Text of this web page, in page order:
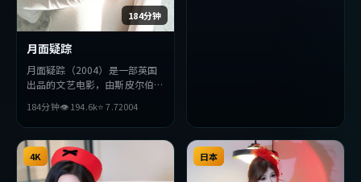
184分钟
月面疑踪
月面疑踪（2004）是一部英国
出品的文艺电影，由斯皮尔伯格
西·查拉梅等主演。影片在叙
事与视听上力求突破，探讨人性
与抉择，节奏张弛有度，适合喜
欢该类型的观众完整观看。
184分钟👁194.6k⭐7.72004
4K 日本